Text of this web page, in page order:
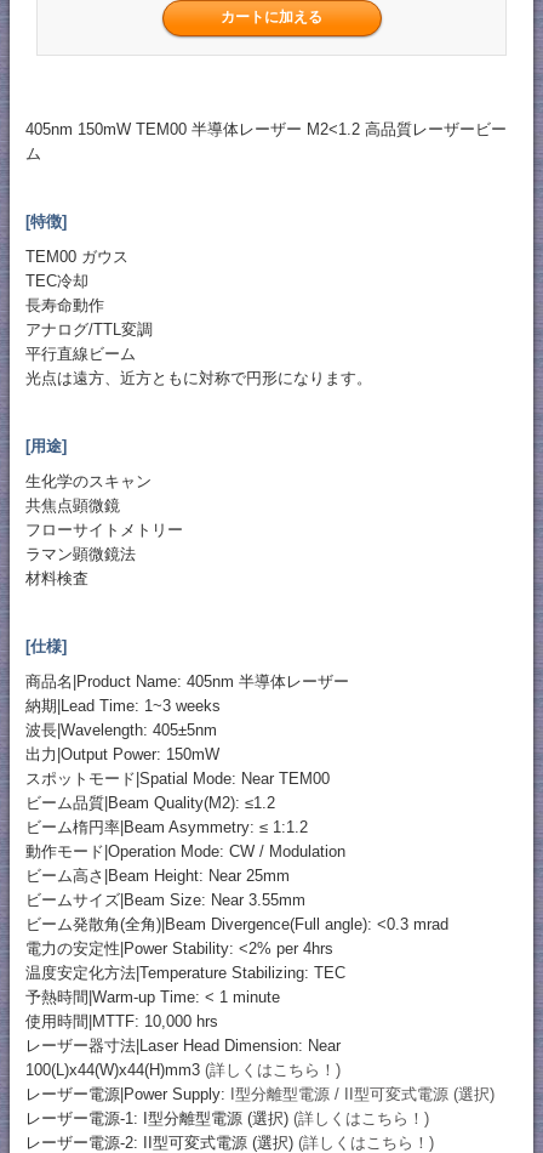
405nm 150mW TEM00 半導体レーザー M2<1.2 高品質レーザービー
ム
[特徴]
TEM00 ガウス
TEC冷却
長寿命動作
アナログ/TTL変調
平行直線ビーム
光点は遠方、近方ともに対称で円形になります。
[用途]
生化学のスキャン
共焦点顕微鏡
フローサイトメトリー
ラマン顕微鏡法
材料検査
[仕様]
商品名|Product Name: 405nm 半導体レーザー
納期|Lead Time: 1~3 weeks
波長|Wavelength: 405±5nm
出力|Output Power: 150mW
スポットモード|Spatial Mode: Near TEM00
ビーム品質|Beam Quality(M2): ≤1.2
ビーム楕円率|Beam Asymmetry: ≤ 1:1.2
動作モード|Operation Mode: CW / Modulation
ビーム高さ|Beam Height: Near 25mm
ビームサイズ|Beam Size: Near 3.55mm
ビーム発散角(全角)|Beam Divergence(Full angle): <0.3 mrad
電力の安定性|Power Stability: <2% per 4hrs
温度安定化方法|Temperature Stabilizing: TEC
予熱時間|Warm-up Time: < 1 minute
使用時間|MTTF: 10,000 hrs
レーザー器寸法|Laser Head Dimension: Near
100(L)x44(W)x44(H)mm3 (詳しくはこちら！)
レーザー電源|Power Supply: I型分離型電源 / II型可変式電源 (選択)
レーザー電源-1: I型分離型電源 (選択) (詳しくはこちら！)
レーザー電源-2: II型可変式電源 (選択) (詳しくはこちら！)